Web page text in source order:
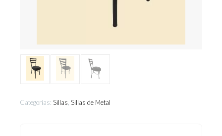
Categorías: Sillas Sillas de Metal